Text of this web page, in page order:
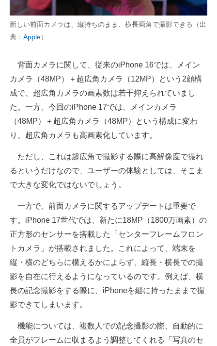
新しい前面カメラは、縦持ちのまま、横長画角で撮影できる（出
典： Apple）
背面カメラに関して、従来のiPhone 16では、メイン
カメラ（48MP）＋超広角カメラ（12MP）という2顔構
成で、超広角カメラの画素数は若干抑えられていまし
た。一方、今回のiPhone 17では、メインカメラ
（48MP）＋超広角カメラ（48MP）という構成に変わ
り、超広角カメラも高画素化しています。
ただし、これは超広角で撮影する際に高解像度で撮れ
るというだけなので、ユーザーの体験としては、そこま
で大きな変化ではないでしょう。
一方で、前面カメラに関するアップデートは重要で
す。iPhone 17世代では、新たに18MP（1800万画素）の
正方形のセンサーを搭載した「センターフレームフロン
トカメラ」が搭載されました。これによって、端末を
縦・横のどちらに構えるかによらず、縦長・横長での撮
影を自在に行えるようになっているのです。例えば、横
長の記念撮影をする際に、iPhoneを縦に持ったままで撮
影できてしまいます。
機能については、複数人での記念撮影の際、自動的に
全員がフレームに収まるよう調整してくれる「写真のセ